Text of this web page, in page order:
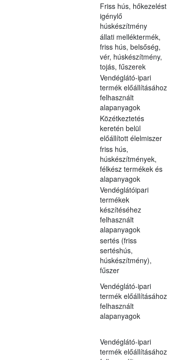
Friss hús, hőkezelést
igénylő
húskészítmény
állati melléktermék,
friss hús, belsőség,
vér, húskészítmény,
tojás, fűszerek
Vendéglátó-ipari
termék előállításához
felhasznált
alapanyagok
Közétkeztetés
keretén belül
előállított élelmiszer
friss hús,
húskészítmények,
félkész termékek és
alapanyagok
Vendéglátóipari
termékek
készítéséhez
felhasznált
alapanyagok
sertés (friss
sertéshús,
húskészítmény),
fűszer
Vendéglátó-ipari
termék előállításához
felhasznált
alapanyagok
Vendéglátó-ipari
termék előállításához